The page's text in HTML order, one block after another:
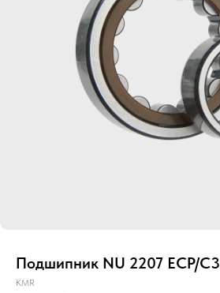
Подшипник NU 2207 ECP/C3
KMR